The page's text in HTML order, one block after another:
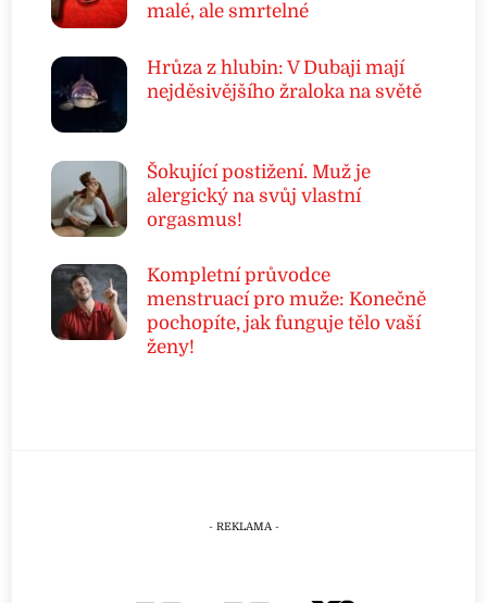
malé, ale smrtelné
Hrůza z hlubin: V Dubaji mají
nejděsivějšího žraloka na světě
Šokující postižení. Muž je
alergický na svůj vlastní
orgasmus!
Kompletní průvodce
menstruací pro muže: Konečně
pochopíte, jak funguje tělo vaší
ženy!